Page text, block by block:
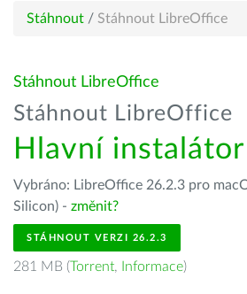
Stáhnout / Stáhnout LibreOffice
Stáhnout LibreOffice
Stáhnout LibreOffice
Hlavní instalátor
Vybráno: LibreOffice 26.2.3 pro
Silicon) - změnit?
STÁHNOUT VERZI 26.2.3
281 MB (Torrent, Informace)